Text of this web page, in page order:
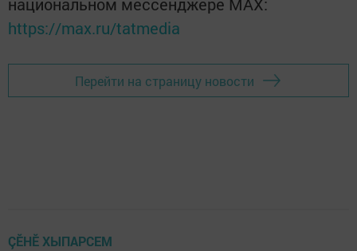
https://max.ru/tatmedia
Перейти на страницу новости
ÇӖНӖ ХЫПАРСЕМ